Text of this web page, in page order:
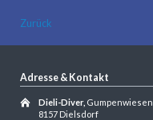
Zurück
Adresse & Kontakt
Dieli-Diver,
8157 Dielsdorf